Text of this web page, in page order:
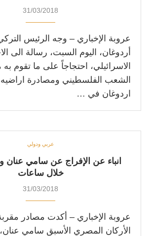
31/03/2018
عروبة الإخباري – وجه الرئيس
أردوغان، اليوم السبت، رسالة الى
الاسرائيلي، احتجاجاً على ما تقوم
الشعب الفلسطيني ومصادرة
اردوغان في …
عربي ودولي
انباء عن الإفراج عن سامي عنان
خلال ساعات
31/03/2018
عروبة الإخباري – أكدت مصادر
الأركان المصري الأسبق سامي